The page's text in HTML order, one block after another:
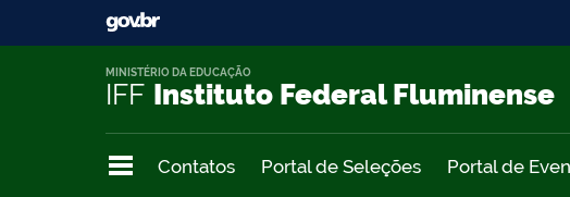
IFF Instituto Federal Fluminense
MINISTÉRIO DA EDUCAÇÃO
Contatos Portal de Seleções Portal de